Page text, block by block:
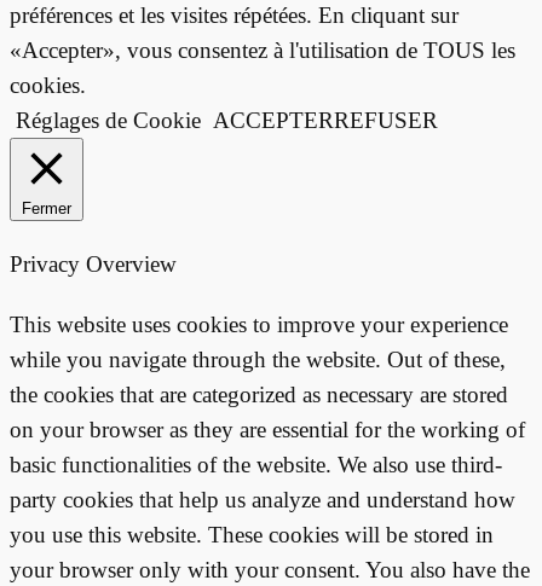
préférences et les visites répétées. En cliquant sur
«Accepter», vous consentez à l'utilisation de TOUS les
cookies.
Réglages de Cookie ACCEPTERREFUSER
Fermer
Privacy Overview
This website uses cookies to improve your experience
while you navigate through the website. Out of these,
the cookies that are categorized as necessary are stored
on your browser as they are essential for the working of
basic functionalities of the website. We also use third-
party cookies that help us analyze and understand how
you use this website. These cookies will be stored in
your browser only with your consent. You also have the